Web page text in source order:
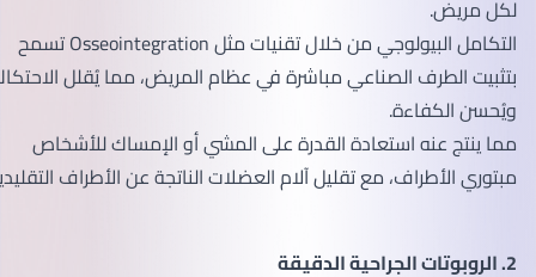
لكل مريض.
التكامل البيولوجي من خلال تقنيات مثل Osseointegration تسمح
بتثبيت الطرف الصناعي مباشرة في عظام المريض، مما يُقلل الاحتكاك
ويُحسن الكفاءة.
مما ينتج عنه استعادة القدرة على المشي أو الإمساك للأشخاص
مبتوري الأطراف، مع تقليل آلام العضلات الناتجة عن الأطراف التقليدية.